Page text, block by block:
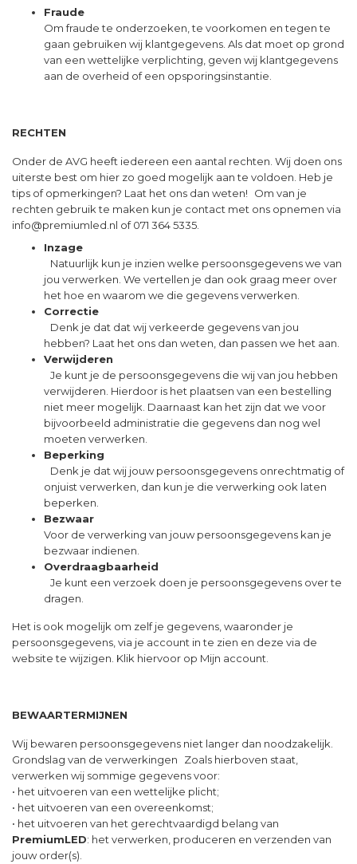
Fraude
Om fraude te onderzoeken, te voorkomen en tegen te
gaan gebruiken wij klantgegevens. Als dat moet op grond
van een wettelijke verplichting, geven wij klantgegevens
aan de overheid of een opsporingsinstantie.
RECHTEN
Onder de AVG heeft iedereen een aantal rechten. Wij doen ons
uiterste best om hier zo goed mogelijk aan te voldoen. Heb je
tips of opmerkingen? Laat het ons dan weten! Om van je
rechten gebruik te maken kun je contact met ons opnemen via
info@premiumled.nl of 071 364 5335.
Inzage
Natuurlijk kun je inzien welke persoonsgegevens we van
jou verwerken. We vertellen je dan ook graag meer over
het hoe en waarom we die gegevens verwerken.
Correctie
Denk je dat dat wij verkeerde gegevens van jou
hebben? Laat het ons dan weten, dan passen we het aan.
Verwijderen
Je kunt je de persoonsgegevens die wij van jou hebben
verwijderen. Hierdoor is het plaatsen van een bestelling
niet meer mogelijk. Daarnaast kan het zijn dat we voor
bijvoorbeeld administratie die gegevens dan nog wel
moeten verwerken.
Beperking
Denk je dat wij jouw persoonsgegevens onrechtmatig of
onjuist verwerken, dan kun je die verwerking ook laten
beperken.
Bezwaar
Voor de verwerking van jouw persoonsgegevens kan je
bezwaar indienen.
Overdraagbaarheid
Je kunt een verzoek doen je persoonsgegevens over te
dragen.
Het is ook mogelijk om zelf je gegevens, waaronder je
persoonsgegevens, via je account in te zien en deze via de
website te wijzigen. Klik hiervoor op Mijn account.
BEWAARTERMIJNEN
Wij bewaren persoonsgegevens niet langer dan noodzakelijk.
Grondslag van de verwerkingen Zoals hierboven staat,
verwerken wij sommige gegevens voor:
• het uitvoeren van een wettelijke plicht;
• het uitvoeren van een overeenkomst;
• het uitvoeren van het gerechtvaardigd belang van
PremiumLED: het verwerken, produceren en verzenden van
jouw order(s).